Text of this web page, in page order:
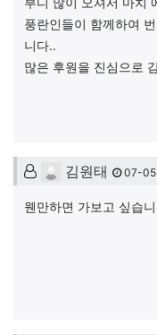
풍란인들이 함께하여
니다..
많은 후원을 진심으로
부경풍란
김원태
김원태 07-
웬만하면 가보고 싶습